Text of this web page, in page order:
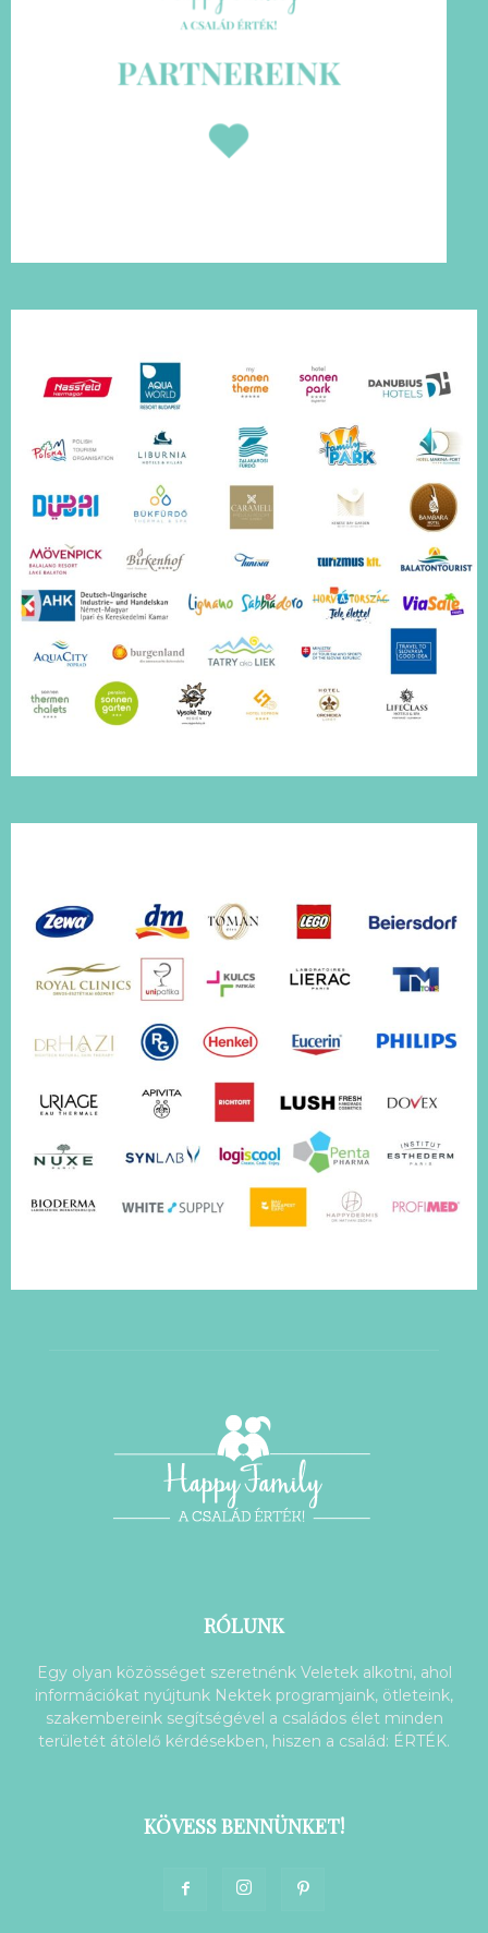
RÓLUNK
Egy olyan közösséget szeretnénk Veletek alkotni, ahol
információkat nyújtunk Nektek programjaink, ötleteink,
szakembereink segítségével a családos élet minden
területét átölelő kérdésekben, hiszen a család: ÉRTÉK.
KÖVESS BENNÜNKET!